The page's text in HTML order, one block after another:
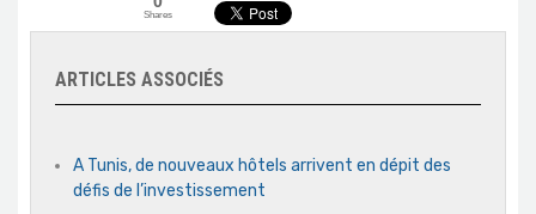
Shares
ARTICLES ASSOCIÉS
A Tunis, de nouveaux hôtels arrivent en dépit des
défis de l’investissement